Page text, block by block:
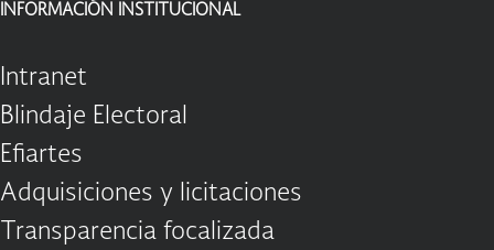
INFORMACIÓN INSTITUCIONAL
Intranet
Blindaje Electoral
Efiartes
Adquisiciones y licitaciones
Transparencia focalizada